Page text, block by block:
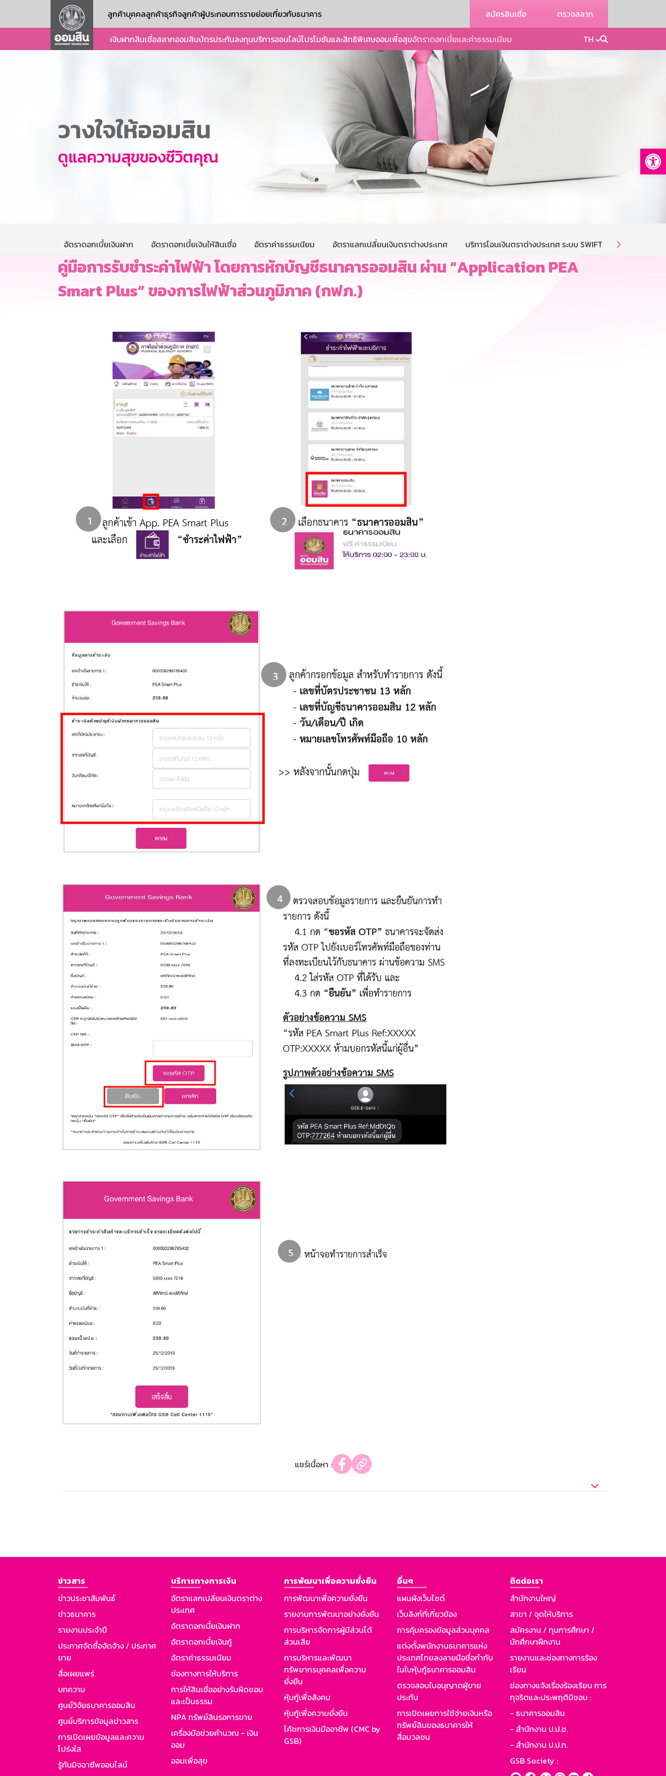
ลูกค้าบุคคลลูกค้าธุรกิจลูกค้าผู้ประกอบการรายย่อยเกี่ยวกับธนาคาร สมัครสินเชื่อ ตรวจสลาก
เงินฝากสินเชื่อสลากออมสินบัตรประกันลงทุนบริการออนไลน์โปรโมชันและสิทธิพิเศษออมเพื่อสุขอัตราดอกเบี้ยและค่าธรรมเนียม TH
วางใจให้ออมสิน
ดูแลความสุขของชีวิตคุณ
อัตราดอกเบี้ยเงินฝาก อัตราดอกเบี้ยเงินให้สินเชื่อ อัตราค่าธรรมเนียม อัตราแลกเปลี่ยนเงินตราต่างประเทศ บริการโอนเงินตราต่างประเทศ ระบบ SWIFT บริการโอนเงิ

คู่มือการรับชำระค่าไฟฟ้า โดยการหักบัญชีธนาคารออมสิน ผ่าน “Application PEA
Smart Plus” ของการไฟฟ้าส่วนภูมิภาค (กฟภ.)
แชร์เนื้อหา :
ข่าวสาร
ข่าวประชาสัมพันธ์
ข่าวธนาคาร
รายงานประจำปี
ประกาศจัดซื้อจัดจ้าง / ประกาศ
ขาย
สื่อเผยแพร่
บทความ
ศูนย์วิจัยธนาคารออมสิน
ศูนย์บริการข้อมูลข่าวสาร
การเปิดเผยข้อมูลและความ
โปร่งใส
รู้ทันมิจฉาชีพออนไลน์
บริการทางการเงิน
อัตราแลกเปลี่ยนเงินตราต่าง
ประเทศ
อัตราดอกเบี้ยเงินฝาก
อัตราดอกเบี้ยเงินกู้
อัตราค่าธรรมเนียม
ช่องทางการให้บริการ
การให้สินเชื่ออย่างรับผิดชอบ
และเป็นธรรม
NPA ทรัพย์สินรอการขาย
เครื่องมือช่วยคำนวณ - เงิน
ออม
ออมเพื่อสุข
การพัฒนาเพื่อความยั่งยืน
การพัฒนาเพื่อความยั่งยืน
รายงานการพัฒนาอย่างยั่งยืน
การบริหารจัดการผู้มีส่วนได้
ส่วนเสีย
การบริหารและพัฒนา
ทรัพยากรบุคคลเพื่อความ
ยั่งยืน
หุ้นกู้เพื่อสังคม
หุ้นกู้เพื่อความยั่งยืน
โค้ชการเงินมืออาชีพ (CMC by
GSB)
อื่นๆ
แผนผังเว็บไซต์
เว็บลิงก์ที่เกี่ยวข้อง
การคุ้มครองข้อมูลส่วนบุคคล
แต่งตั้งพนักงานธนาคารแห่ง
ประเทศไทยลงลายมือชื่อกำกับ
ในใบหุ้นกู้ธนาคารออมสิน
ตรวจสอบใบอนุญาตผู้ขาย
ประกัน
การเปิดเผยการใช้จ่ายเงินหรือ
ทรัพย์สินของธนาคารให้
สื่อมวลชน
ติดต่อเรา
สำนักงานใหญ่
สาขา / จุดให้บริการ
สมัครงาน / ทุนการศึกษา /
นักศึกษาฝึกงาน
รายงานและช่องทางการร้อง
เรียน
ช่องทางแจ้งเรื่องร้องเรียน การ
ทุจริตและประพฤติมิชอบ :
- ธนาคารออมสิน
- สำนักงาน ป.ป.ช.
- สำนักงาน ป.ป.ท.
GSB Society :